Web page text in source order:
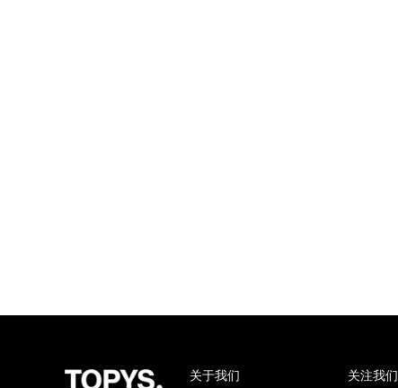
关于我们
关注我们